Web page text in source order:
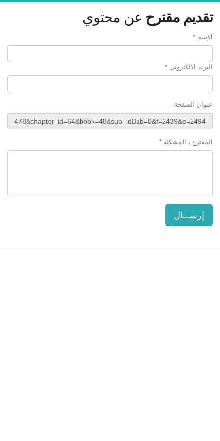
تقديم مقترح عن محتوي
الإسم *
البريد الالكتروني *
عنوان الصفحة
المقترح ، المشكلة *